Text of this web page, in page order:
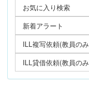
お気に入り検索
新着アラート
ILL複写依頼(教員の
ILL貸借依頼(教員の